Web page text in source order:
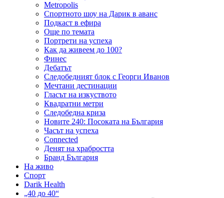
Metropolis
Спортното шоу на Дарик в аванс
Подкаст в ефира
Още по темата
Портрети на успеха
Как да живеем до 100?
Финес
Дебатът
Следобедният блок с Георги Иванов
Мечтани дестинации
Гласът на изкуството
Квадратни метри
Следобедна криза
Новите 240: Посоката на България
Часът на успеха
Connected
Денят на храбростта
Бранд България
На живо
Спорт
Darik Health
„40 до 40“